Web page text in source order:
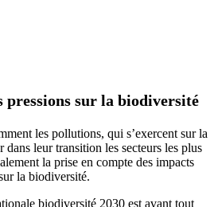
pressions sur la biodiversité
les pollutions, qui s’exercent sur la
dans leur transition les secteurs les plus
la prise en compte des impacts
la biodiversité.
biodiversité 2030 est avant tout